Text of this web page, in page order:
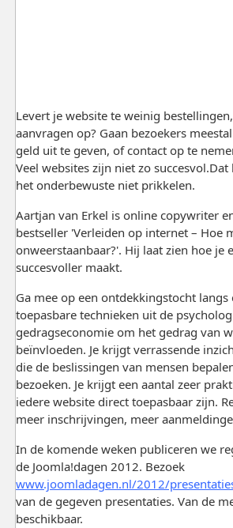
Levert je website te weinig
aanvragen op? Gaan bezoekers
geld uit te geven, of contact op te
Veel websites zijn niet zo
het onderbewuste niet prikkelen.
Aartjan van Erkel is online copywriter
bestseller 'Verleiden op internet – Hoe
onweerstaanbaar?'. Hij laat zien hoe je
succesvoller maakt.
Ga mee op een ontdekkingstocht langs
toepasbare technieken uit de
gedragseconomie om het gedrag van
beïnvloeden. Je krijgt verrassende
die de beslissingen van mensen
bezoeken. Je krijgt een aantal zeer
iedere website direct toepasbaar zijn.
meer inschrijvingen, meer
In de komende weken publiceren we
de Joomla!dagen 2012. Bezoek
www.joomladagen.nl/2012/
van de gegeven presentaties. Van de
beschikbaar.